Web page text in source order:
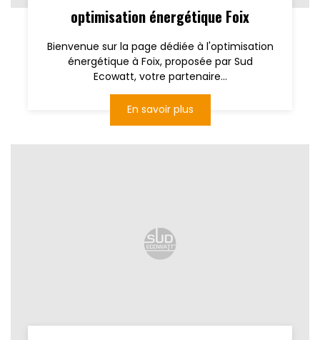
optimisation énergétique Foix
Bienvenue sur la page dédiée à l'optimisation
énergétique à Foix, proposée par Sud
Ecowatt, votre partenaire...
En savoir plus